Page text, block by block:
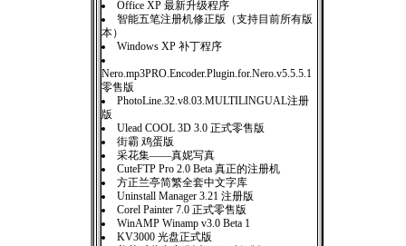
Office XP 最新升级程序
智能五笔注册机修正版（支持目前所有版
本）
Windows XP 补丁程序
Nero.mp3PRO.Encoder.Plugin.for.Nero.v5.5.5.1
零售版
PhotoLine.32.v8.03.MULTILINGUAL注册
版
Ulead COOL 3D 3.0 正式零售版
街霸 鸡蛋版
采花集——真妮写真
CuteFTP Pro 2.0 Beta 真正的注册机
方正兰亭简繁全套中文字库
Uninstall Manager 3.21 注册版
Corel Painter 7.0 正式零售版
WinAMP Winamp v3.0 Beta 1
KV3000 光盘正式版